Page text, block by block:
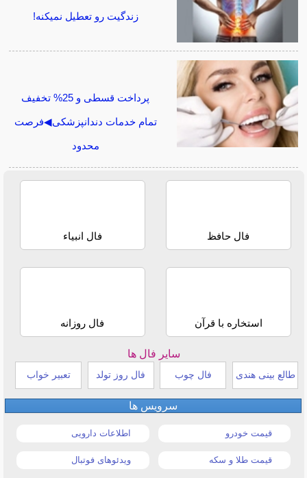
زندگیت رو تعطیل نمیکنه!
پرداخت قسطی و 25% تخفیف
تمام خدمات دندانپزشکی◀فرصت
محدود
فال حافظ فال انبیاء
استخاره با قرآن فال روزانه
سایر فال ها
طالع بینی هندی فال چوب فال روز تولد تعبیر خواب
سرویس ها
قیمت خودرو اطلاعات دارویی
قیمت طلا و سکه ویدئوهای فوتبال